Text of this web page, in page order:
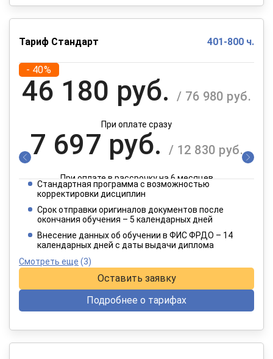
Тариф Стандарт 401-800 ч.
- 40%
46 180 руб. / 76 980 руб.
При оплате сразу
7 697 руб. / 12 830 руб.
При оплате в рассрочку на 6 месяцев
3 849 руб.
При оплате в рассрочку на 12 месяцев
Стандартная программа с возможностью
корректировки дисциплин
Срок отправки оригиналов документов после
окончания обучения – 5 календарных дней
Внесение данных об обучении в ФИС ФРДО – 14
календарных дней с даты выдачи диплома
Смотреть еще (3)
Оставить заявку
Подробнее о тарифах